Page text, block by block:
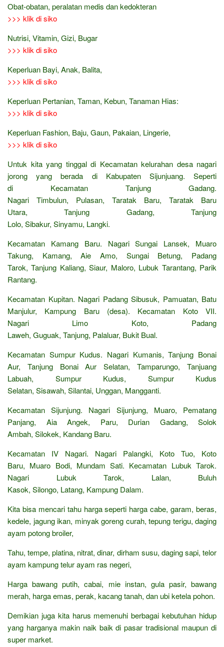
Obat-obatan, peralatan medis dan kedokteran
>>> klik di siko
Nutrisi, Vitamin, Gizi, Bugar
>>> klik di siko
Keperluan Bayi, Anak, Balita,
>>> klik di siko
Keperluan Pertanian, Taman, Kebun, Tanaman Hias:
>>> klik di siko
Keperluan Fashion, Baju, Gaun, Pakaian, Lingerie,
>>> klik di siko
Untuk kita yang tinggal di Kecamatan kelurahan desa nagari
jorong yang berada di Kabupaten Sijunjuang. Seperti
di Kecamatan Tanjung Gadang.
Nagari Timbulun, Pulasan, Taratak Baru, Taratak Baru
Utara, Tanjung Gadang, Tanjung
Lolo, Sibakur, Sinyamu, Langki.
Kecamatan Kamang Baru. Nagari Sungai Lansek, Muaro
Takung, Kamang, Aie Amo, Sungai Betung, Padang
Tarok, Tanjung Kaliang, Siaur, Maloro, Lubuk Tarantang, Parik
Rantang.
Kecamatan Kupitan. Nagari Padang Sibusuk, Pamuatan, Batu
Manjulur, Kampung Baru (desa). Kecamatan Koto VII.
Nagari Limo Koto, Padang
Laweh, Guguak, Tanjung, Palaluar, Bukit Bual.
Kecamatan Sumpur Kudus. Nagari Kumanis, Tanjung Bonai
Aur, Tanjung Bonai Aur Selatan, Tamparungo, Tanjuang
Labuah, Sumpur Kudus, Sumpur Kudus
Selatan, Sisawah, Silantai, Unggan, Mangganti.
Kecamatan Sijunjung. Nagari Sijunjung, Muaro, Pematang
Panjang, Aia Angek, Paru, Durian Gadang, Solok
Ambah, Silokek, Kandang Baru.
Kecamatan IV Nagari. Nagari Palangki, Koto Tuo, Koto
Baru, Muaro Bodi, Mundam Sati. Kecamatan Lubuk Tarok.
Nagari Lubuk Tarok, Lalan, Buluh
Kasok, Silongo, Latang, Kampung Dalam.
Kita bisa mencari tahu harga seperti harga cabe, garam, beras,
kedele, jagung ikan, minyak goreng curah, tepung terigu, daging
ayam potong broiler,
Tahu, tempe, platina, nitrat, dinar, dirham susu, daging sapi, telor
ayam kampung telur ayam ras negeri,
Harga bawang putih, cabai, mie instan, gula pasir, bawang
merah, harga emas, perak, kacang tanah, dan ubi ketela pohon.
Demikian juga kita harus memenuhi berbagai kebutuhan hidup
yang harganya makin naik baik di pasar tradisional maupun di
super market.